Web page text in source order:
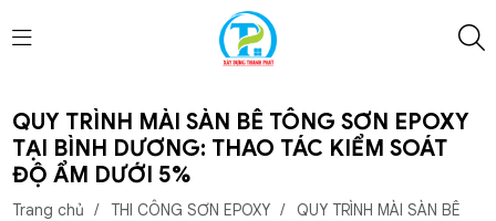
QUY TRÌNH MÀI SÀN BÊ TÔNG SƠN EPOXY
TẠI BÌNH DƯƠNG: THAO TÁC KIỂM SOÁT
ĐỘ ẨM DƯỚI 5%
Trang chủ / THI CÔNG SƠN EPOXY /
QUY TRÌNH MÀI SÀN BÊ